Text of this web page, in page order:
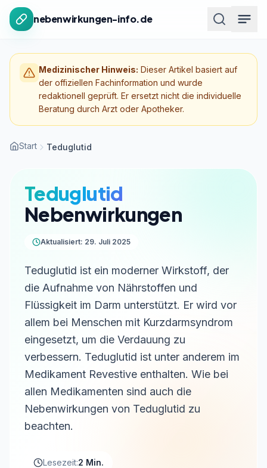
Zum Inhalt springen
nebenwirkungen-info.de
Medizinischer Hinweis: Dieser Artikel basiert auf
der offiziellen Fachinformation und wurde
redaktionell geprüft. Er ersetzt nicht die individuelle
Beratung durch Arzt oder Apotheker.
Start Teduglutid
Teduglutid
Nebenwirkungen
Aktualisiert: 29. Juli 2025
Teduglutid ist ein moderner Wirkstoff, der
die Aufnahme von Nährstoffen und
Flüssigkeit im Darm unterstützt. Er wird vor
allem bei Menschen mit Kurzdarmsyndrom
eingesetzt, um die Verdauung zu
verbessern. Teduglutid ist unter anderem im
Medikament Revestive enthalten. Wie bei
allen Medikamenten sind auch die
Nebenwirkungen von Teduglutid zu
beachten.
Lesezeit:2 Min.